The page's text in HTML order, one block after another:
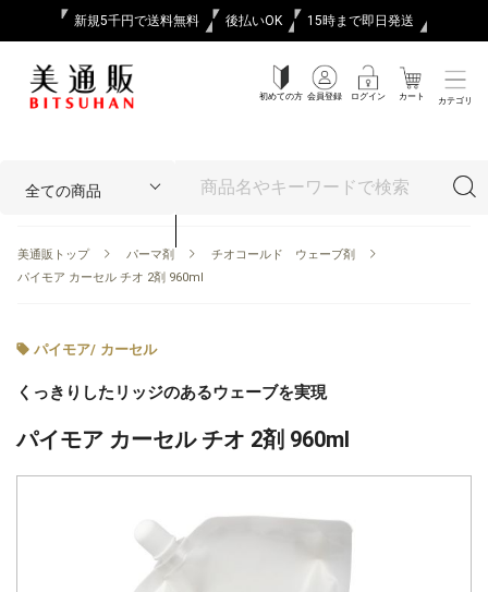
新規5千円で送料無料 後払いOK 15時まで即日発送
初めての方 会員登録 ログイン カート カテゴリ
美通販トップ パーマ剤
チオコールド ウェーブ剤
パイモア カーセル チオ 2剤 960ml
パイモア/ カーセル
くっきりしたリッジのあるウェーブを実現
パイモア カーセル チオ 2剤 960ml